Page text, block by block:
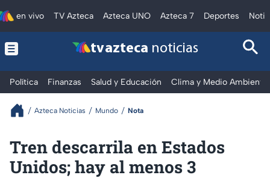
en vivo TV Azteca Azteca UNO Azteca 7 Deportes
tv azteca noticias
Política Finanzas Salud y Educación Clima y Medio Ambiente
Azteca Noticias Mundo Nota
Tren descarrila en Estados
Unidos; hay al menos 3